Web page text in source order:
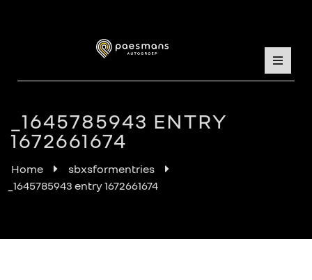
_1645785943 ENTRY
1672661674
Home
sbxsformentries
_1645785943 entry 1672661674